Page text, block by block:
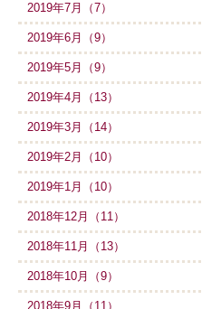
2019年7月（7）
2019年6月（9）
2019年5月（9）
2019年4月（13）
2019年3月（14）
2019年2月（10）
2019年1月（10）
2018年12月（11）
2018年11月（13）
2018年10月（9）
2018年9月（11）